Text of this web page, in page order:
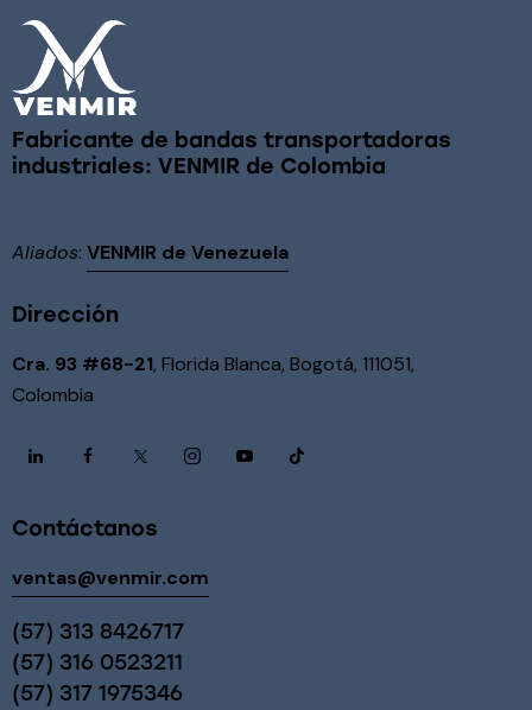
Fabricante de bandas transportadoras
industriales: VENMIR de Colombia
Aliados: VENMIR de Venezuela
Dirección
Cra. 93 #68-21, Florida Blanca, Bogotá, 111051,
Colombia
Contáctanos
ventas@venmir.com
(57) 313 8426717
(57) 316 0523211
(57) 317 1975346